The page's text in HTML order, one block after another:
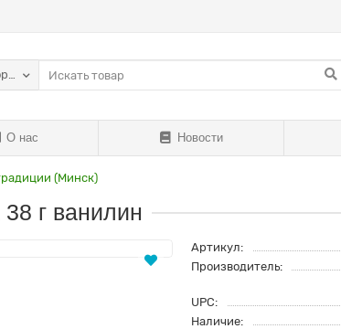
О нас Новости
(Минск)
г ванилин
Артикул:
Производитель:
UPC:
Наличие: